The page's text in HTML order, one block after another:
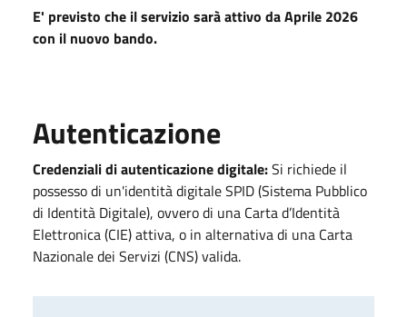
E' previsto che il servizio sarà attivo da Aprile 2026
con il nuovo bando.
Autenticazione
Credenziali di autenticazione digitale:Si richiede il
possesso di un'identità digitale SPID (Sistema Pubblico
di Identità Digitale), ovvero di una Carta d’Identità
Elettronica (CIE) attiva, o in alternativa di una Carta
Nazionale dei Servizi (CNS) valida.